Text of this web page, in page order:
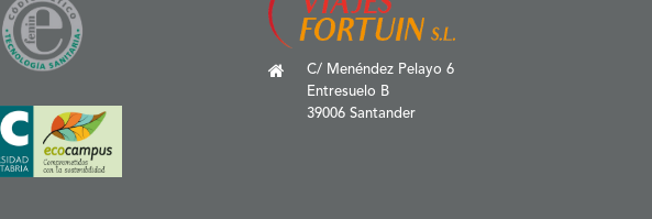
C/ Menéndez Pelayo 6
Entresuelo B
39006 Santander